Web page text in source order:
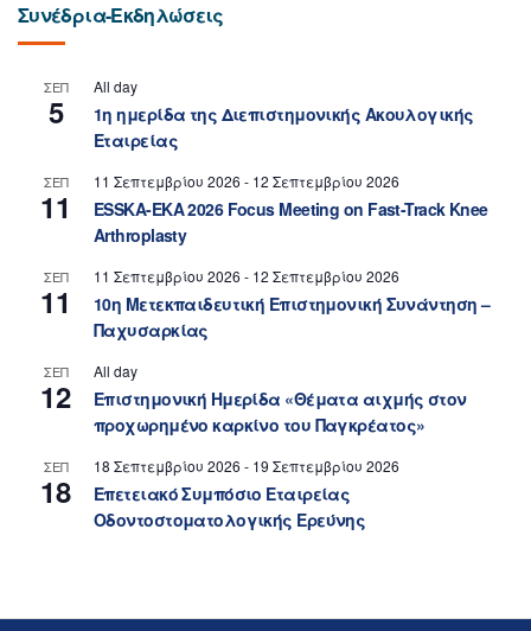
Συνέδρια-Εκδηλώσεις
ΣΕΠ
5
All day
1η ημερίδα της Διεπιστημονικής Ακουλογικής
Εταιρείας
ΣΕΠ
11
11 Σεπτεμβρίου 2026 - 12 Σεπτεμβρίου 2026
ESSKA-EKA 2026 Focus Meeting on Fast-Track Knee
Arthroplasty
ΣΕΠ
11
11 Σεπτεμβρίου 2026 - 12 Σεπτεμβρίου 2026
10η Μετεκπαιδευτική Επιστημονική Συνάντηση –
Παχυσαρκίας
ΣΕΠ
12
All day
Επιστημονική Ημερίδα «Θέματα αιχμής στον
προχωρημένο καρκίνο του Παγκρέατος»
ΣΕΠ
18
18 Σεπτεμβρίου 2026 - 19 Σεπτεμβρίου 2026
Επετειακό Συμπόσιο Εταιρείας
Οδοντοστοματολογικής Ερεύνης